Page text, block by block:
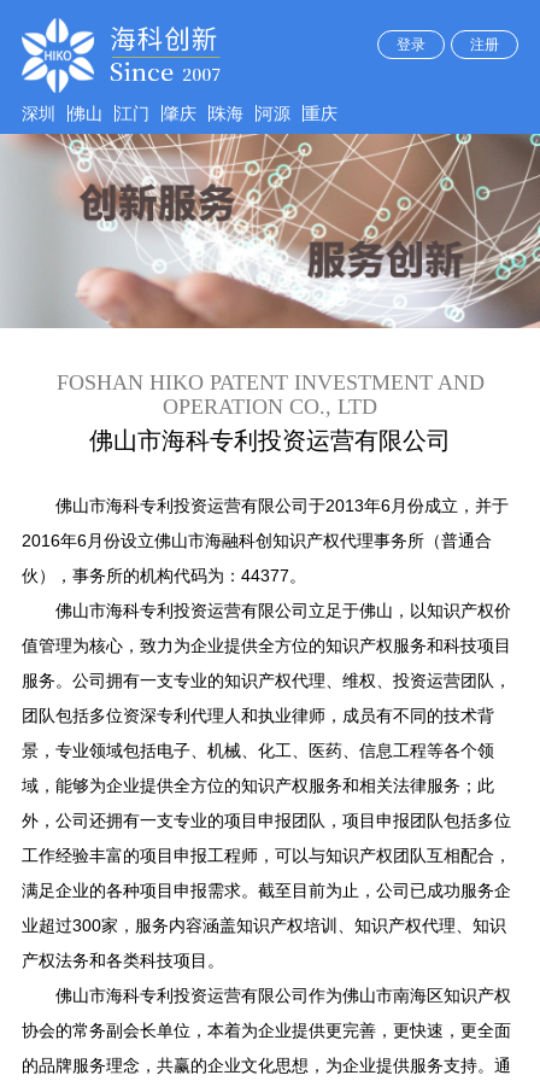
登录 注册
深圳 佛山 江门 肇庆 珠海 河源 重庆
FOSHAN HIKO PATENT INVESTMENT AND
OPERATION CO., LTD
佛山市海科专利投资运营有限公司
佛山市海科专利投资运营有限公司于2013年6月份成立，并于
2016年6月份设立佛山市海融科创知识产权代理事务所（普通合
伙），事务所的机构代码为：44377。
佛山市海科专利投资运营有限公司立足于佛山，以知识产权价
值管理为核心，致力为企业提供全方位的知识产权服务和科技项目
服务。公司拥有一支专业的知识产权代理、维权、投资运营团队，
团队包括多位资深专利代理人和执业律师，成员有不同的技术背
景，专业领域包括电子、机械、化工、医药、信息工程等各个领
域，能够为企业提供全方位的知识产权服务和相关法律服务；此
外，公司还拥有一支专业的项目申报团队，项目申报团队包括多位
工作经验丰富的项目申报工程师，可以与知识产权团队互相配合，
满足企业的各种项目申报需求。截至目前为止，公司已成功服务企
业超过300家，服务内容涵盖知识产权培训、知识产权代理、知识
产权法务和各类科技项目。
佛山市海科专利投资运营有限公司作为佛山市南海区知识产权
协会的常务副会长单位，本着为企业提供更完善，更快速，更全面
的品牌服务理念，共赢的企业文化思想，为企业提供服务支持。通